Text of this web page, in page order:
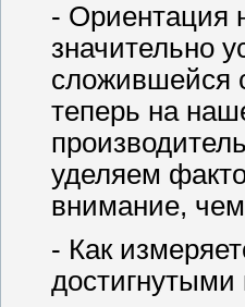
- Ориентация
значительно
сложившейся
теперь на
уделяем
внимание,
- Как